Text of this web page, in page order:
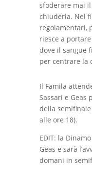
sfoderare mai
chiuderla. Nel
regolamentari,
riesce a
dove il sangue
per centrare la
Il Famila
Sassari e Geas
della
alle ore 18).
EDIT: la
Geas e sarà
domani in